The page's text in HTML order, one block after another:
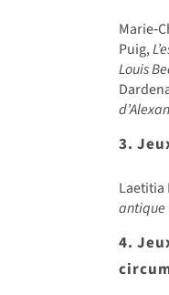
Puig,
Louis
3.
antique
4.